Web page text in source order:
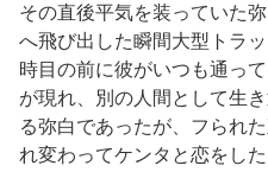
その直後平気を装っていた
へ飛び出した瞬間大型トラ
時目の前に彼がいつも通っ
が現れ、別の人間として生
る弥白であったが、フられ
れ変わってケンタと恋をし